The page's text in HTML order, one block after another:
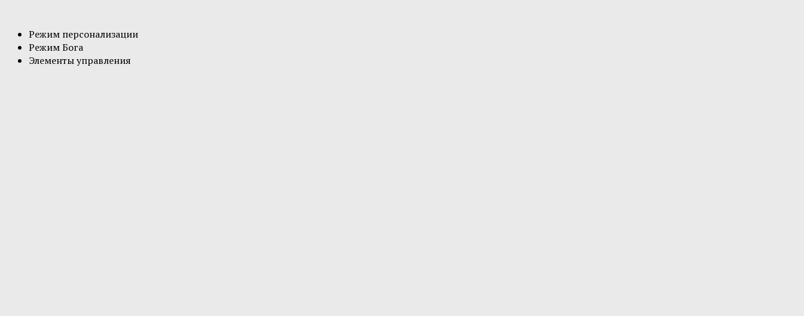
Режим персонализации
Режим Бога
Элементы управления